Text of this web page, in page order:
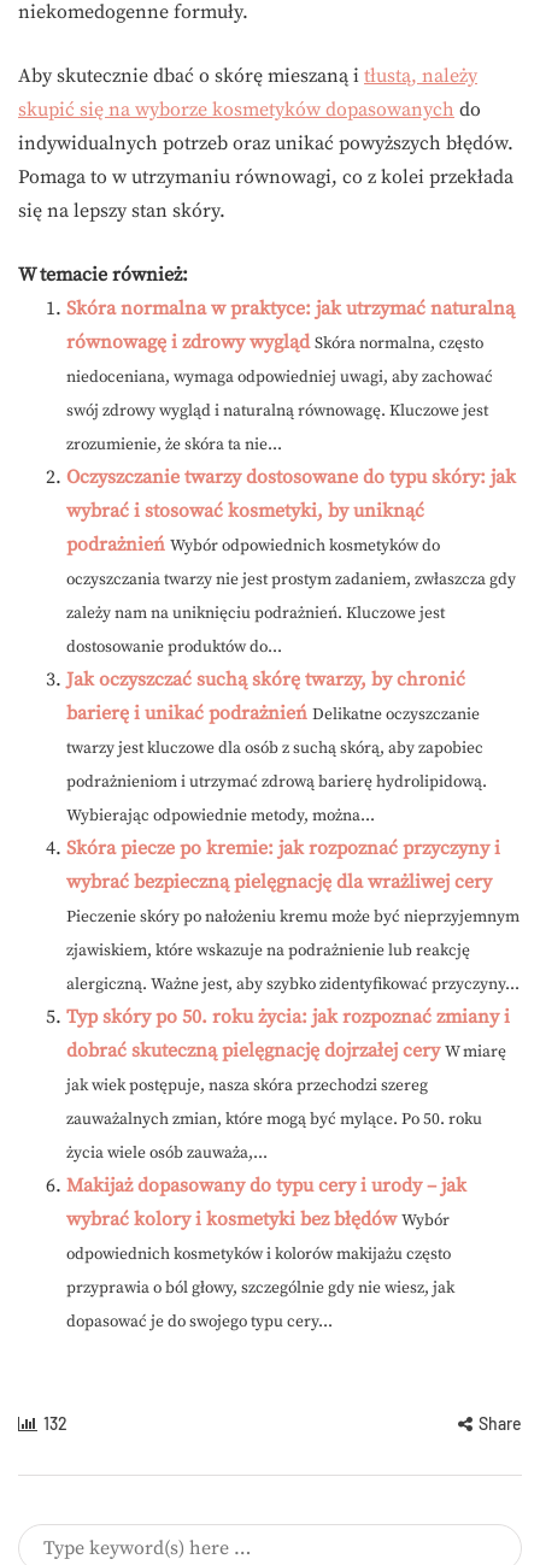
niekomedogenne formuły.
Aby skutecznie dbać o skórę mieszaną i tłustą, należy
skupić się na wyborze kosmetyków dopasowanych do
indywidualnych potrzeb oraz unikać powyższych błędów.
Pomaga to w utrzymaniu równowagi, co z kolei przekłada
się na lepszy stan skóry.
W temacie również:
Skóra normalna w praktyce: jak utrzymać naturalną
równowagę i zdrowy wygląd Skóra normalna, często
niedoceniana, wymaga odpowiedniej uwagi, aby zachować
swój zdrowy wygląd i naturalną równowagę. Kluczowe jest
zrozumienie, że skóra ta nie...
Oczyszczanie twarzy dostosowane do typu skóry: jak
wybrać i stosować kosmetyki, by uniknąć
podrażnień Wybór odpowiednich kosmetyków do
oczyszczania twarzy nie jest prostym zadaniem, zwłaszcza gdy
zależy nam na uniknięciu podrażnień. Kluczowe jest
dostosowanie produktów do...
Jak oczyszczać suchą skórę twarzy, by chronić
barierę i unikać podrażnień Delikatne oczyszczanie
twarzy jest kluczowe dla osób z suchą skórą, aby zapobiec
podrażnieniom i utrzymać zdrową barierę hydrolipidową.
Wybierając odpowiednie metody, można...
Skóra piecze po kremie: jak rozpoznać przyczyny i
wybrać bezpieczną pielęgnację dla wrażliwej cery
Pieczenie skóry po nałożeniu kremu może być nieprzyjemnym
zjawiskiem, które wskazuje na podrażnienie lub reakcję
alergiczną. Ważne jest, aby szybko zidentyfikować przyczyny...
Typ skóry po 50. roku życia: jak rozpoznać zmiany i
dobrać skuteczną pielęgnację dojrzałej cery W miarę
jak wiek postępuje, nasza skóra przechodzi szereg
zauważalnych zmian, które mogą być mylące. Po 50. roku
życia wiele osób zauważa,...
Makijaż dopasowany do typu cery i urody – jak
wybrać kolory i kosmetyki bez błędów Wybór
odpowiednich kosmetyków i kolorów makijażu często
przyprawia o ból głowy, szczególnie gdy nie wiesz, jak
dopasować je do swojego typu cery...
132 Share